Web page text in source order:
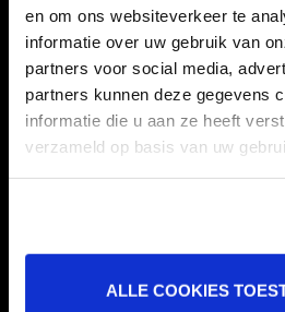
en om ons websiteverkeer te
informatie over uw gebruik van
partners voor social media,
partners kunnen deze gegevens
informatie die u aan ze heeft
verzameld op basis van uw
ALLE COOKIES
Taart bestellen doet u bij:
www.taartbrigade.nl